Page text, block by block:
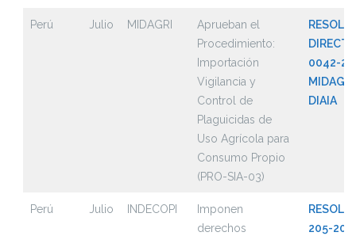
Perú Julio MIDAGRI
Aprueban el
Procedimiento:
Importación
Vigilancia y
Control de
Plaguicidas de
Uso Agrícola para
Consumo Propio
(PRO-SIA-03)
0042-
DIAIA
Perú Julio INDECOPI
Imponen
derechos
205-